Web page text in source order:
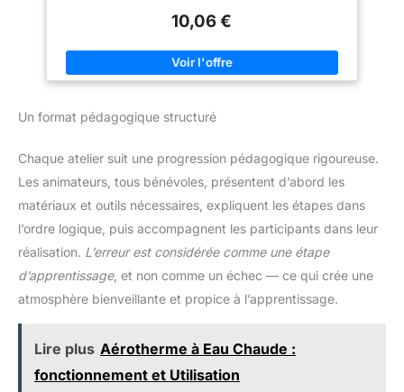
peuvent être utilisés symboliquement comme objet de
10,06 €
Un format pédagogique structuré
Chaque atelier suit une progression pédagogique rigoureuse.
Les animateurs, tous bénévoles, présentent d’abord les
matériaux et outils nécessaires, expliquent les étapes dans
l’ordre logique, puis accompagnent les participants dans leur
réalisation. L’erreur est considérée comme une étape
d’apprentissage, et non comme un échec — ce qui crée une
atmosphère bienveillante et propice à l’apprentissage.
Lire plus Aérotherme à Eau Chaude :
fonctionnement et Utilisation